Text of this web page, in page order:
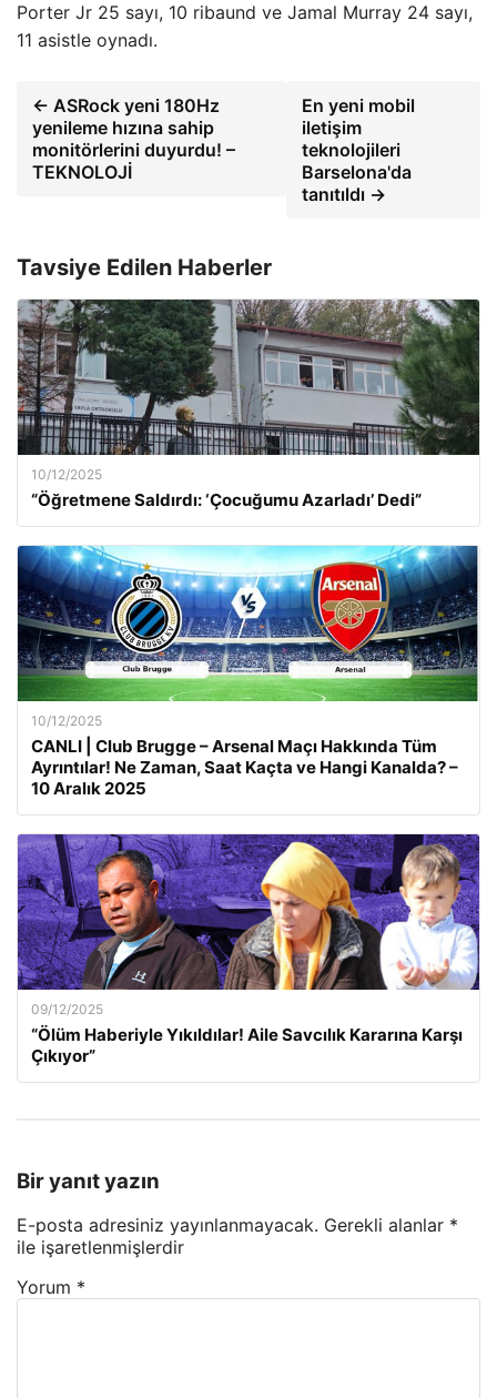
Porter Jr 25 sayı, 10 ribaund ve Jamal Murray 24 sayı,
11 asistle oynadı.
← ASRock yeni 180Hz
yenileme hızına sahip
monitörlerini duyurdu! –
TEKNOLOJİ
En yeni mobil
iletişim
teknolojileri
Barselona'da
tanıtıldı →
Tavsiye Edilen Haberler
10/12/2025
“Öğretmene Saldırdı: ‘Çocuğumu Azarladı’ Dedi”
10/12/2025
CANLI | Club Brugge – Arsenal Maçı Hakkında Tüm
Ayrıntılar! Ne Zaman, Saat Kaçta ve Hangi Kanalda? –
10 Aralık 2025
09/12/2025
“Ölüm Haberiyle Yıkıldılar! Aile Savcılık Kararına Karşı
Çıkıyor”
Bir yanıt yazın
E-posta adresiniz yayınlanmayacak. Gerekli alanlar *
ile işaretlenmişlerdir
Yorum *